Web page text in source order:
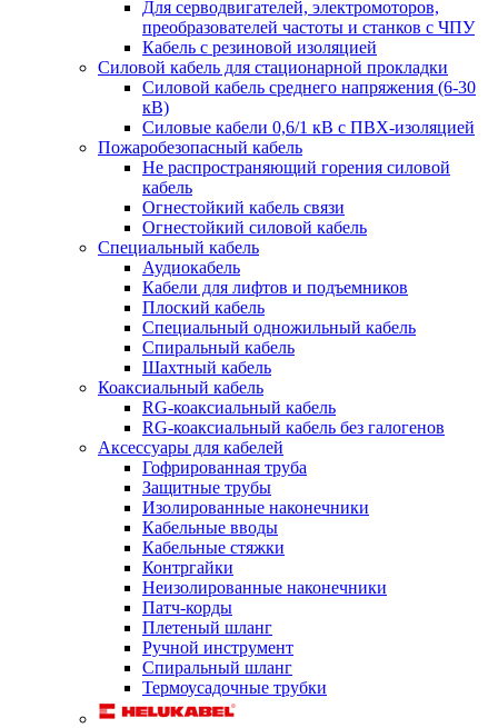
Для серводвигателей, электромоторов,
преобразователей частоты и станков с ЧПУ
Кабель с резиновой изоляцией
Силовой кабель для стационарной прокладки
Силовой кабель среднего напряжения (6-30
кВ)
Силовые кабели 0,6/1 кВ с ПВХ-изоляцией
Пожаробезопасный кабель
Не распространяющий горения силовой
кабель
Огнестойкий кабель связи
Огнестойкий силовой кабель
Специальный кабель
Аудиокабель
Кабели для лифтов и подъемников
Плоский кабель
Специальный одножильный кабель
Спиральный кабель
Шахтный кабель
Коаксиальный кабель
RG-коаксиальный кабель
RG-коаксиальный кабель без галогенов
Аксессуары для кабелей
Гофрированная труба
Защитные трубы
Изолированные наконечники
Кабельные вводы
Кабельные стяжки
Контргайки
Неизолированные наконечники
Патч-корды
Плетеный шланг
Ручной инструмент
Спиральный шланг
Термоусадочные трубки